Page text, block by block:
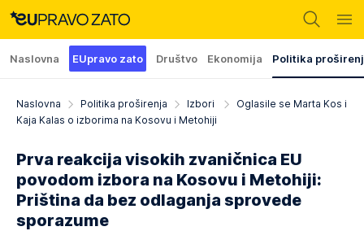
Naslovna EUpravo zato Društvo Ekonomija Politika
Naslovna Politika proširenja Izbori
Oglasile se Marta Kos i
Kaja Kalas o izborima na Kosovu i Metohiji
Prva reakcija visokih zvaničnica EU
povodom izbora na Kosovu i Metohiji:
Priština da bez odlaganja sprovede
sporazume